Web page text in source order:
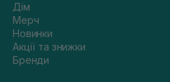
Дім
Мерч
Новинки
Акції та знижки
Бренди